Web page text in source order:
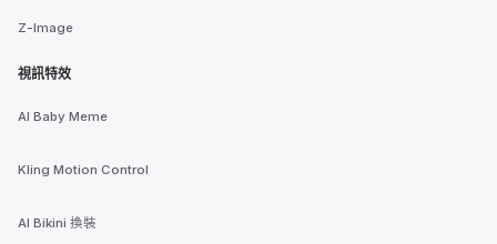
Z-Image
視訊特效
AI Baby Meme
Kling Motion Control
AI Bikini 換裝